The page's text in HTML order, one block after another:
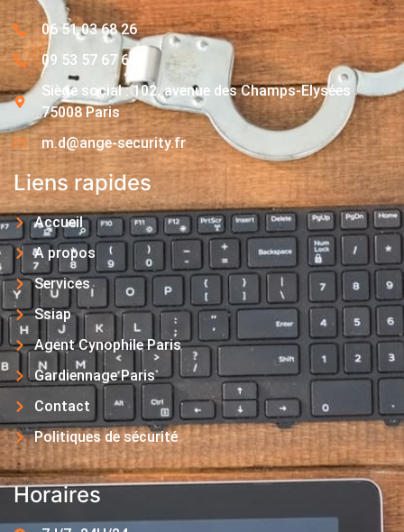
06 51 03 68 26
09 53 57 67 63
Siège social : 102, avenue des Champs-Elysées
75008 Paris
m.d@ange-security.fr
Liens rapides
Accueil
A propos
Services
Ssiap
Agent Cynophile Paris
Gardiennage Paris
Contact
Politiques de sécurité
Horaires